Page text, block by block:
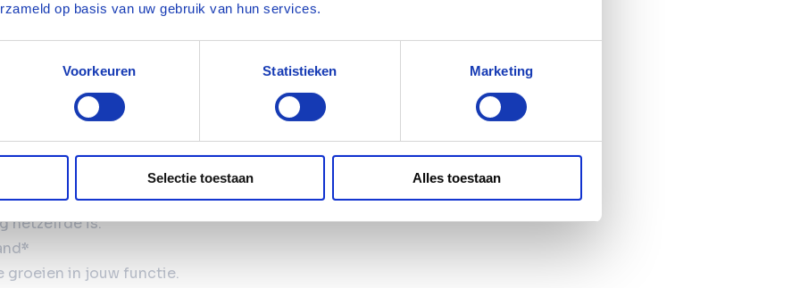
op basis van uw gebruik van hun services.
Voorkeuren Statistieken Marketing
Selectie toestaan Alles toestaan
omgeving bieden wij ook onderstaand
incl. 14% ploegentoeslag voor 2-
en door te groeien.
nemen.
hetzelfde is.
*
groeien in jouw functie.